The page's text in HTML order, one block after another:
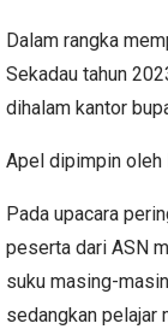
Dalam rangka
Sekadau tahun
dihalam kantor
Apel dipimpin oleh
Pada upacara
peserta dari ASN
suku masing-
sedangkan pelajar